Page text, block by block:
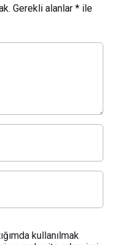
Gerekli alanlar * ile
kullanılmak